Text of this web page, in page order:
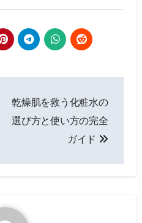
乾燥肌を救う化粧水の
選び方と使い方の完全
ガイド